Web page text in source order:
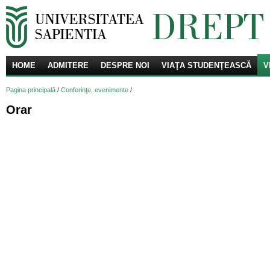
HOME ADMITERE DESPRE NOI VIAŢA STUDENŢEASCĂ
Pagina principală / Conferinţe, evenimente /
Orar